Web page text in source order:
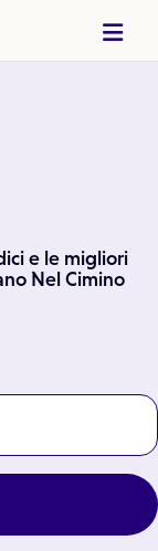
e le migliori
Nel Cimino